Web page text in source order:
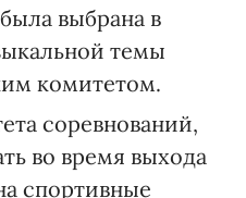
выбрана в
темы
комитетом.
соревнований,
во время выхода
спортивные